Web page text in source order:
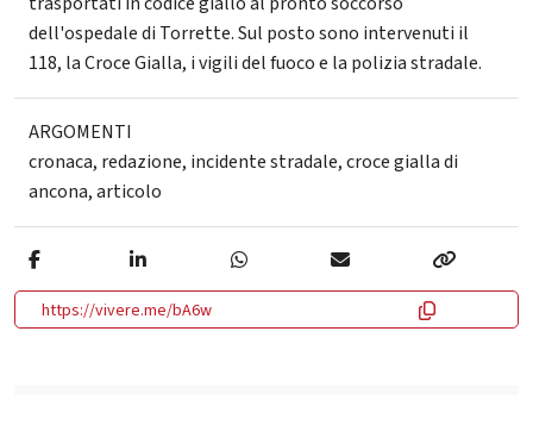
dell'ospedale di Torrette. Sul posto sono intervenuti il
118, la Croce Gialla, i vigili del fuoco e la polizia stradale.
ARGOMENTI
cronaca, redazione, incidente stradale,croce gialla di
ancona,articolo
https://vivere.me/bA6w